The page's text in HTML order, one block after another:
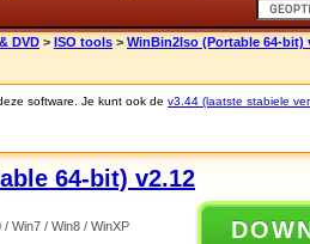
DVD > ISO tools > WinBin2Iso (Portable 64-bit)
software. Je kunt ook de v3.44 (laatste stabiele
64-bit) v2.12
/ Win7 / Win8 / WinXP